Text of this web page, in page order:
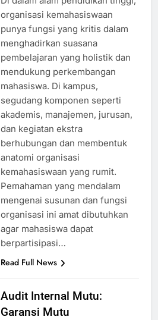
organisasi kemahasiswaan
punya fungsi yang kritis dalam
menghadirkan suasana
pembelajaran yang holistik dan
mendukung perkembangan
mahasiswa. Di kampus,
segudang komponen seperti
akademis, manajemen, jurusan,
dan kegiatan ekstra
berhubungan dan membentuk
anatomi organisasi
kemahasiswaan yang rumit.
Pemahaman yang mendalam
mengenai susunan dan fungsi
organisasi ini amat dibutuhkan
agar mahasiswa dapat
berpartisipasi…
Read Full News
Audit Internal Mutu:
Garansi Mutu